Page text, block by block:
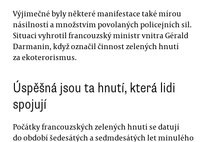
Výjimečné byly některé manifestace také mírou
násilností a množstvím povolaných policejních sil.
Situaci vyhrotil francouzský ministr vnitra Gérald
Darmanin, když označil činnost zelených hnutí
za ekoterorismus.
Úspěšná jsou ta hnutí, která lidi
spojují
Počátky francouzských zelených hnutí se datují
do období šedesátých a sedmdesátých let minulého